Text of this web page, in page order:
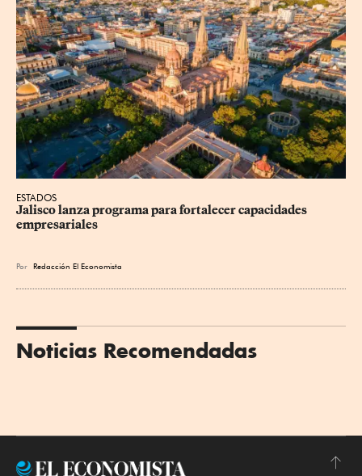
ESTADOS
Jalisco lanza programa para fortalecer capacidades
empresariales
Por Redacción El Economista
Noticias Recomendadas